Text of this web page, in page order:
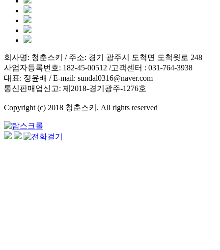
회사명: 청춘스키 / 주소: 경기 광주시 도척면 도척윗로 248
사업자등록번호: 182-45-00512 /고객센터 : 031-764-3938
대표: 정윤배 / E-mail: sundal0316@naver.com
통신판매업신고: 제2018-경기광주-1276호
Copyright (c) 2018 청춘스키. All rights reserved